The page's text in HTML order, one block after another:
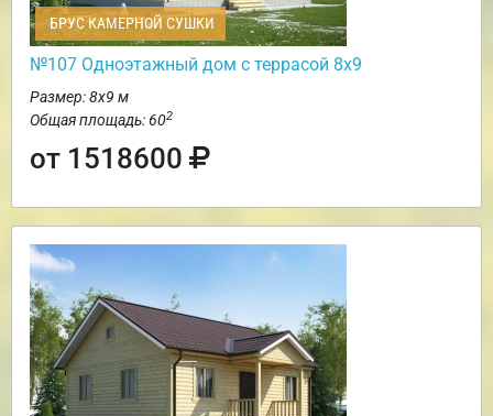
БРУС КАМЕРНОЙ СУШКИ
№107 Одноэтажный дом с террасой 8х9
Размер: 8х9 м
Общая площадь: 602
от 1518600